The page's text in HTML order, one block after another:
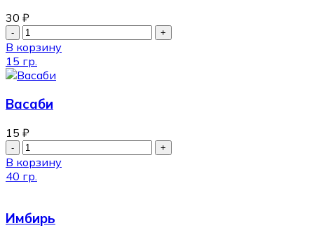
30 ₽
В корзину
15 гр.
Васаби
15 ₽
В корзину
40 гр.
Имбирь